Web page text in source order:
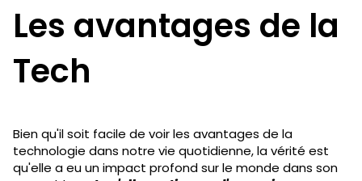
Les avantages de la
Tech
Bien qu'il soit facile de voir les avantages de la
technologie dans notre vie quotidienne, la vérité est
qu'elle a eu un impact profond sur le monde dans son